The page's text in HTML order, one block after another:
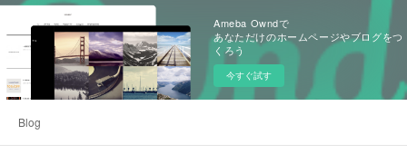
Ameba Owndで
あなただけのホームページやブログをつ
くろう
今すぐ試す
Blog